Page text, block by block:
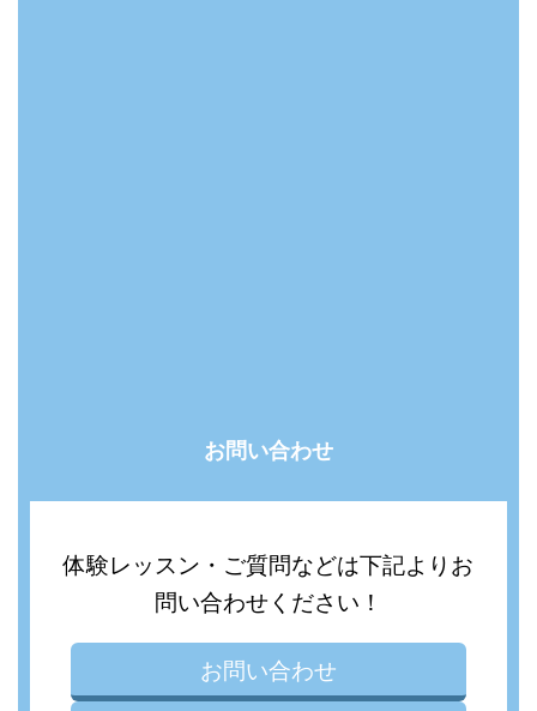
お問い合わせ
体験レッスン・ご質問などは下記よりお
問い合わせください！
お問い合わせ